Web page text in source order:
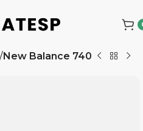
New Balance 740